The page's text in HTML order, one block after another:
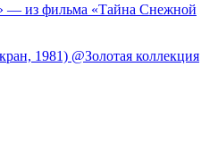
— из фильма «Тайна Снежной
1981) @Золотая коллекция